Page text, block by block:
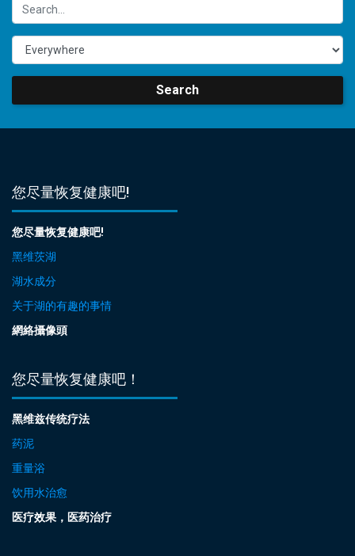
Search
您尽量恢复健康吧!
您尽量恢复健康吧!
黑维茨湖
湖水成分
关于湖的有趣的事情
網絡攝像頭
您尽量恢复健康吧！
黑维兹传统疗法
药泥
重量浴
饮用水治愈
医疗效果，医药治疗